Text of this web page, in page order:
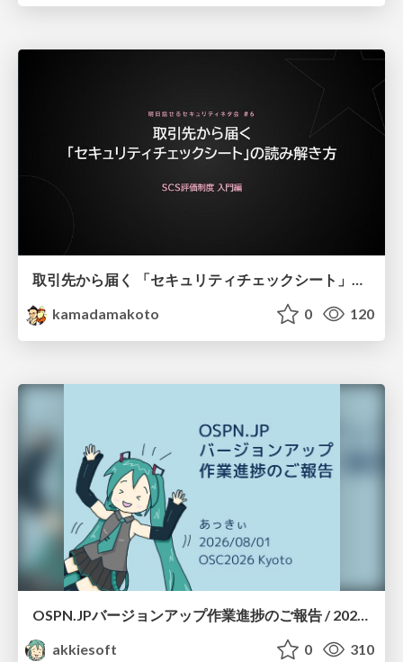
取引先から届く 「セキュリティチェックシート」の読み解き方
kamadamakoto
0 120
akkiesoft
0 310